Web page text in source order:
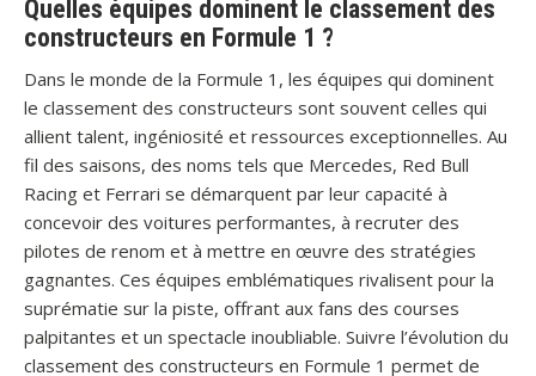
Quelles équipes dominent le classement des
constructeurs en Formule 1 ?
Dans le monde de la Formule 1, les équipes qui dominent
le classement des constructeurs sont souvent celles qui
allient talent, ingéniosité et ressources exceptionnelles. Au
fil des saisons, des noms tels que Mercedes, Red Bull
Racing et Ferrari se démarquent par leur capacité à
concevoir des voitures performantes, à recruter des
pilotes de renom et à mettre en œuvre des stratégies
gagnantes. Ces équipes emblématiques rivalisent pour la
suprématie sur la piste, offrant aux fans des courses
palpitantes et un spectacle inoubliable. Suivre l’évolution du
classement des constructeurs en Formule 1 permet de